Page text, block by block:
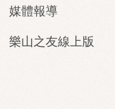
媒體報導
樂山之友線上版